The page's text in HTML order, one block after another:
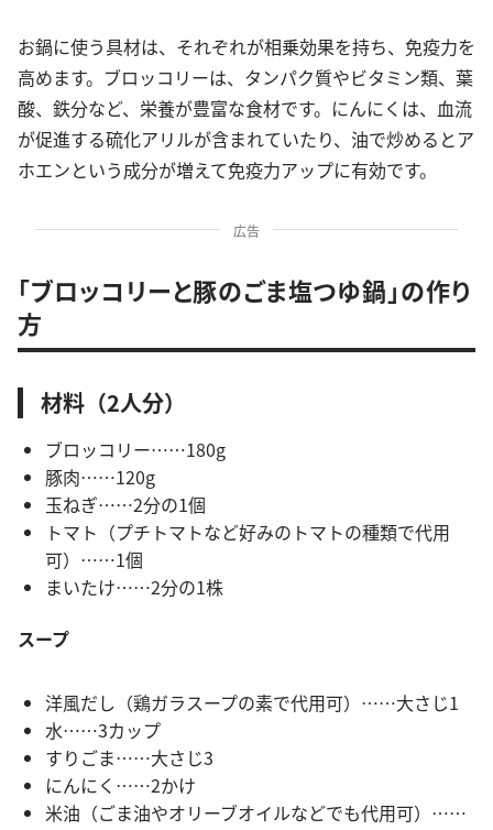
お鍋に使う具材は、それぞれが相乗効果を持ち、免疫力を
高めます。ブロッコリーは、タンパク質やビタミン類、葉
酸、鉄分など、栄養が豊富な食材です。にんにくは、血流
が促進する硫化アリルが含まれていたり、油で炒めるとア
ホエンという成分が増えて免疫力アップに有効です。
広告
「ブロッコリーと豚のごま塩つゆ鍋」の作り
方
材料（2人分）
ブロッコリー……180g
豚肉……120g
玉ねぎ……2分の1個
トマト（プチトマトなど好みのトマトの種類で代用
可）……1個
まいたけ……2分の1株
スープ
洋風だし（鶏ガラスープの素で代用可）……大さじ1
水……3カップ
すりごま……大さじ3
にんにく……2かけ
米油（ごま油やオリーブオイルなどでも代用可）……